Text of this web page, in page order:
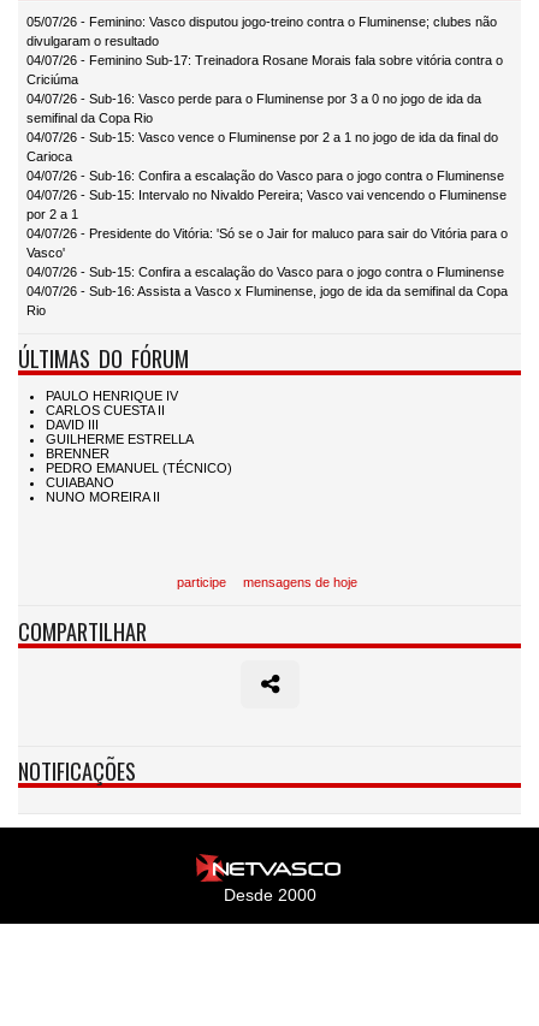
05/07/26 - Feminino: Vasco disputou jogo-treino contra o Fluminense; clubes não
divulgaram o resultado
04/07/26 - Feminino Sub-17: Treinadora Rosane Morais fala sobre vitória contra o
Criciúma
04/07/26 - Sub-16: Vasco perde para o Fluminense por 3 a 0 no jogo de ida da
semifinal da Copa Rio
04/07/26 - Sub-15: Vasco vence o Fluminense por 2 a 1 no jogo de ida da final do
Carioca
04/07/26 - Sub-16: Confira a escalação do Vasco para o jogo contra o Fluminense
04/07/26 - Sub-15: Intervalo no Nivaldo Pereira; Vasco vai vencendo o Fluminense
por 2 a 1
04/07/26 - Presidente do Vitória: 'Só se o Jair for maluco para sair do Vitória para o
Vasco'
04/07/26 - Sub-15: Confira a escalação do Vasco para o jogo contra o Fluminense
04/07/26 - Sub-16: Assista a Vasco x Fluminense, jogo de ida da semifinal da Copa
Rio
ÚLTIMAS DO FÓRUM
participe mensagens de hoje
COMPARTILHAR
NOTIFICAÇÕES
Desde 2000